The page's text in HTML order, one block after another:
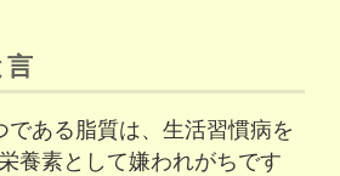
言
である脂質は、生活習慣病を
養素として嫌われがちです